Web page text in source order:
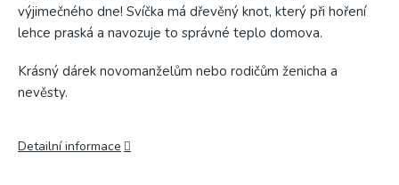
výjimečného dne! Svíčka má dřevěný knot, který při hoření
lehce praská a navozuje to správné teplo domova.
Krásný dárek novomanželům nebo rodičům ženicha a
nevěsty.
Detailní informace